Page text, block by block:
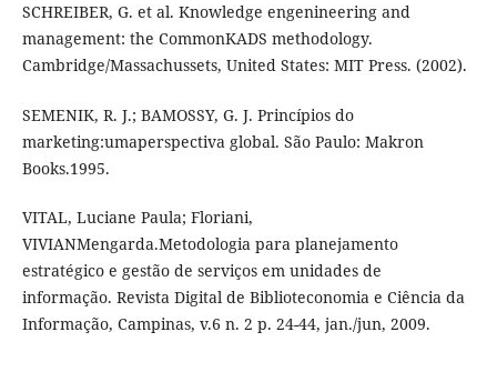
SCHREIBER, G. et al. Knowledge engenineering and
management: the CommonKADS methodology.
Cambridge/Massachussets, United States: MIT Press. (2002).
SEMENIK, R. J.; BAMOSSY, G. J. Princípios do
marketing:umaperspectiva global. São Paulo: Makron
Books.1995.
VITAL, Luciane Paula; Floriani,
VIVIANMengarda.Metodologia para planejamento
estratégico e gestão de serviços em unidades de
informação. Revista Digital de Biblioteconomia e Ciência da
Informação, Campinas, v.6 n. 2 p. 24-44, jan./jun, 2009.